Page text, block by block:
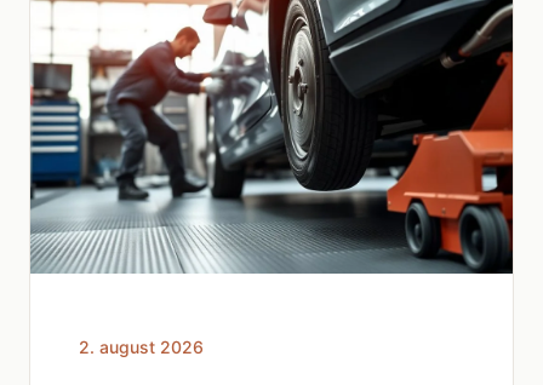
2. august 2026